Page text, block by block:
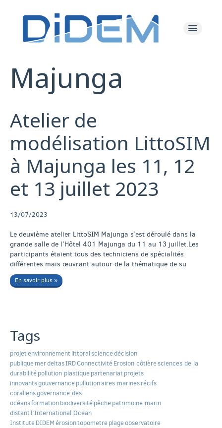
Les Actualités
L'équipe
Majunga
Atelier de
modélisation LittoSIM
à Majunga les 11, 12
et 13 juillet 2023
13/07/2023
Le deuxième atelier LittoSIM Majunga s’est déroulé dans la
grande salle de l’Hôtel 401 Majunga du 11 au 13 juillet.Les
participants étaient tous des techniciens de spécialités
différentes mais œuvrant autour de la thématique de su
En savoir plus »
Tags
projetenvironnementlittoralsciencedécision
publiquemerdeltasIRDConnectivitéErosion côtièresciences de la
durabilitépollution plastiquepartenariatprojets
innovantsgouvernancepullutionaires marinesrécifs
coraliensgovernance des
océansformationbiodiversitépêchepatrimoine marin
distantl’International Ocean
InstituteDIDEMérosiontopometreplageobservatoire